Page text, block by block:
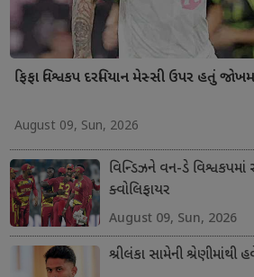
ફિફા વિશ્વકપ દરમિયાન મેસ્સી ઉપર હતું
August 09, Sun, 2026
વિન્ડિઝને વન-ડે
ક્વોલિફાયર
August 09, Sun, 2026
શ્રીલંકા સામેની શ્રેણીમાંથી